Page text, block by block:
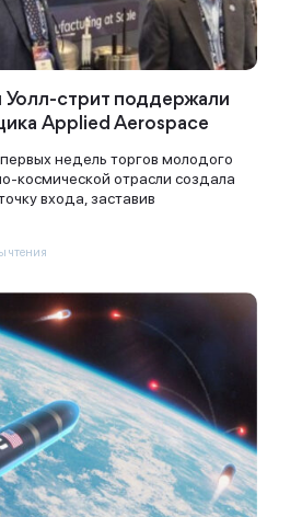
Уолл-стрит поддержали
Applied Aerospace
недель торгов молодого
космической отрасли создала
входа, заставив
чтения